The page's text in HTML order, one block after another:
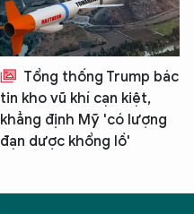
Tổng thống Trump bác
tin kho vũ khí cạn kiệt,
khẳng định Mỹ 'có lượng
đạn dược khổng lồ'